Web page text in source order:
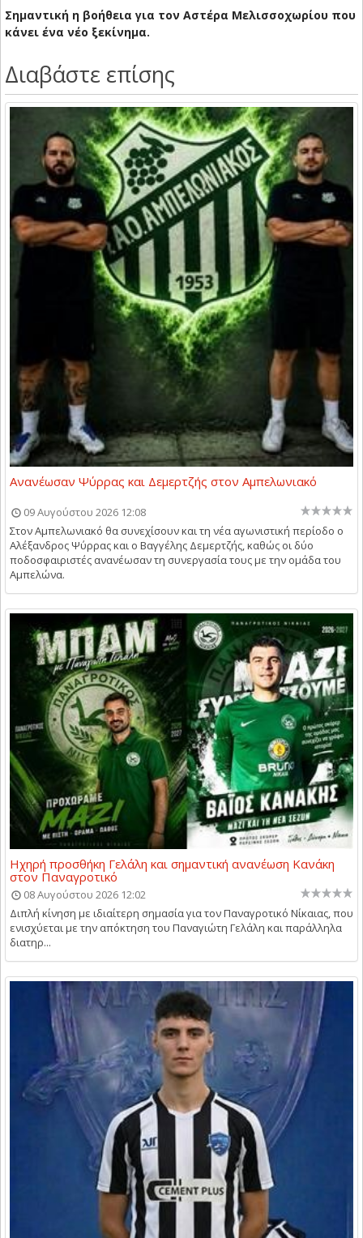
Σημαντική η βοήθεια για τον Αστέρα Μελισσοχωρίου που
κάνει ένα νέο ξεκίνημα.
Διαβάστε επίσης
Ανανέωσαν Ψύρρας και Δεμερτζής στον Αμπελωνιακό
09 Αυγούστου 2026 12:08
Στον Αμπελωνιακό θα συνεχίσουν και τη νέα αγωνιστική περίοδο ο
Αλέξανδρος Ψύρρας και ο Βαγγέλης Δεμερτζής, καθώς οι δύο
ποδοσφαιριστές ανανέωσαν τη συνεργασία τους με την ομάδα του
Αμπελώνα.
Ηχηρή προσθήκη Γελάλη και σημαντική ανανέωση Κανάκη
στον Παναγροτικό
08 Αυγούστου 2026 12:02
Διπλή κίνηση με ιδιαίτερη σημασία για τον Παναγροτικό Νίκαιας, που
ενισχύεται με την απόκτηση του Παναγιώτη Γελάλη και παράλληλα
διατηρ...